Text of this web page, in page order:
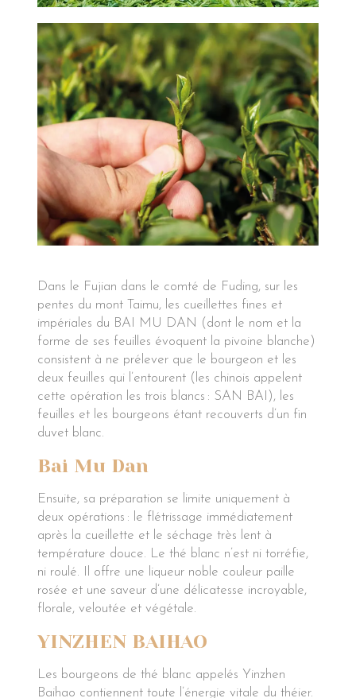
Dans le Fujian dans le comté de Fuding, sur les
pentes du mont Taimu, les cueillettes fines et
impériales du BAI MU DAN (dont le nom et la
forme de ses feuilles évoquent la pivoine blanche)
consistent à ne prélever que le bourgeon et les
deux feuilles qui l’entourent (les chinois appelent
cette opération les trois blancs : SAN BAI), les
feuilles et les bourgeons étant recouverts d’un fin
duvet blanc.
Bai Mu Dan
Ensuite, sa préparation se limite uniquement à
deux opérations : le flétrissage immédiatement
après la cueillette et le séchage très lent à
température douce. Le thé blanc n’est ni torréfie,
ni roulé. Il offre une liqueur noble couleur paille
rosée et une saveur d’une délicatesse incroyable,
florale, veloutée et végétale.
YINZHEN BAIHAO
Les bourgeons de thé blanc appelés Yinzhen
Baihao contiennent toute l’énergie vitale du théier.